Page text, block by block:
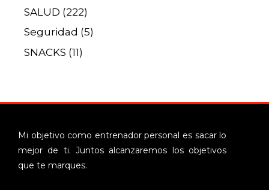
SALUD (222)
Seguridad (5)
SNACKS (11)
Mi objetivo como entrenador personal es sacar lo
mejor de ti. Juntos alcanzaremos los objetivos
que te marques.